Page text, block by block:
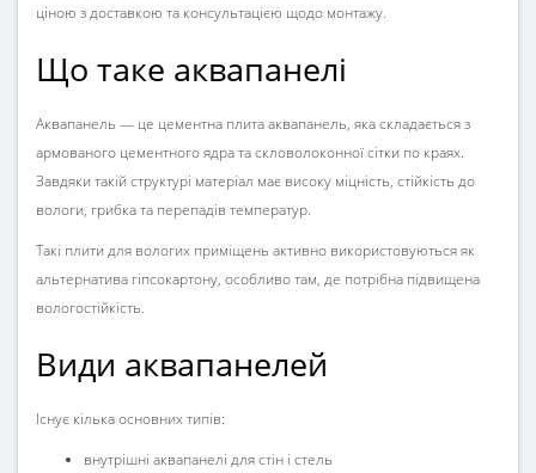
ціною з доставкою та консультацією щодо монтажу.
Що таке аквапанелі
Аквапанель — це цементна плита аквапанель, яка складається з
армованого цементного ядра та скловолоконної сітки по краях.
Завдяки такій структурі матеріал має високу міцність, стійкість до
вологи, грибка та перепадів температур.
Такі плити для вологих приміщень активно використовуються як
альтернатива гіпсокартону, особливо там, де потрібна підвищена
вологостійкість.
Види аквапанелей
Існує кілька основних типів:
внутрішні аквапанелі для стін і стель